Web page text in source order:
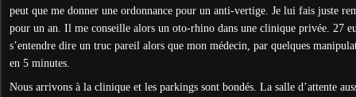
peut que me donner une ordonnance pour un anti-vertige. Je lui fais juste
pour un an. Il me conseille alors un oto-rhino dans une clinique privée. 27
s’entendre dire un truc pareil alors que mon médecin, par quelques
en 5 minutes.
Nous arrivons à la clinique et les parkings sont bondés. La salle d’attente